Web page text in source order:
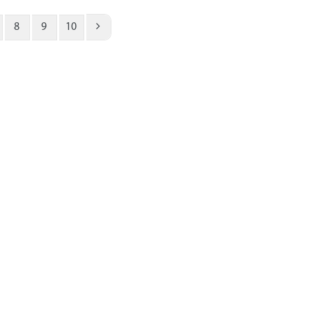
8 9 10